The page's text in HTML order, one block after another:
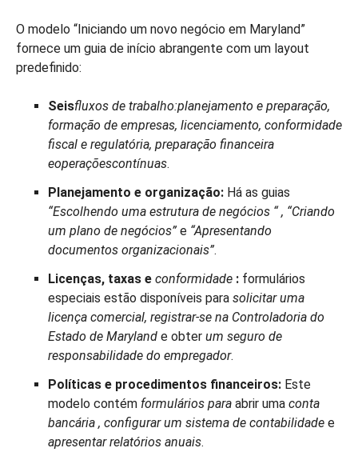
O modelo “Iniciando um novo negócio em Maryland”
fornece um guia de início abrangente com um layout
predefinido:
Seisfluxos de trabalho:planejamento e preparação,
formação de empresas, licenciamento, conformidade
fiscal e regulatória, preparação financeira
eoperaçõescontínuas.
Planejamento e organização: Há as guias
“Escolhendo uma estrutura de negócios “ , “Criando
um plano de negócios” e “Apresentando
documentos organizacionais”.
Licenças, taxas e conformidade : formulários
especiais estão disponíveis para solicitar uma
licença comercial, registrar-se na Controladoria do
Estado de Maryland e obter um seguro de
responsabilidade do empregador.
Políticas e procedimentos financeiros: Este
modelo contém formulários para abrir uma conta
bancária , configurar um sistema de contabilidade e
apresentar relatórios anuais.